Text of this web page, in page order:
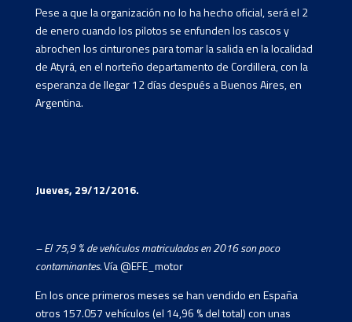
Pese a que la organización no lo ha hecho oficial, será el 2
de enero cuando los pilotos se enfunden los cascos y
abrochen los cinturones para tomar la salida en la localidad
de Atyrá, en el norteño departamento de Cordillera, con la
esperanza de llegar 12 días después a Buenos Aires, en
Argentina.
Jueves, 29/12/2016.
– El 75,9 % de vehículos matriculados en 2016 son poco
contaminantes.Vía @EFE_motor
En los once primeros meses se han vendido en España
otros 157.057 vehículos (el 14,96 % del total) con unas